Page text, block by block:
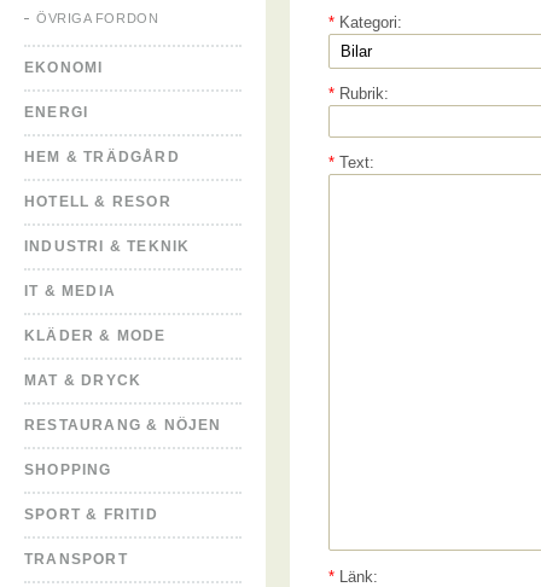
ÖVRIGA FORDON
EKONOMI
ENERGI
HEM & TRÄDGÅRD
HOTELL & RESOR
INDUSTRI & TEKNIK
IT & MEDIA
KLÄDER & MODE
MAT & DRYCK
RESTAURANG & NÖJEN
SHOPPING
SPORT & FRITID
TRANSPORT
* Kategori:
* Rubrik:
* Text:
* Länk: